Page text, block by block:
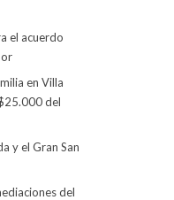
el acuerdo
en Villa
del
y el Gran San
del